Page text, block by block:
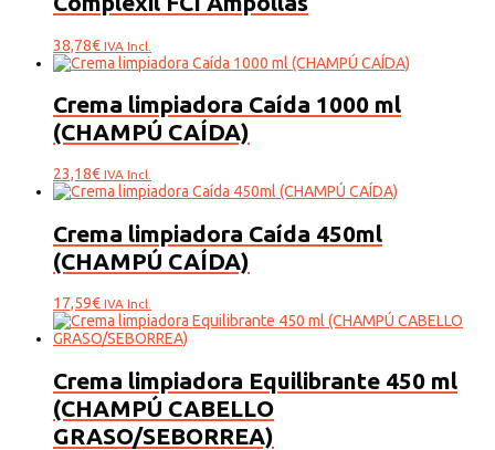
38,78€ IVA Incl.
Crema limpiadora Caída 1000 ml
(CHAMPÚ CAÍDA)
23,18€ IVA Incl.
Crema limpiadora Caída 450ml
(CHAMPÚ CAÍDA)
17,59€ IVA Incl.
Crema limpiadora Equilibrante 450 ml
(CHAMPÚ CABELLO
GRASO/SEBORREA)